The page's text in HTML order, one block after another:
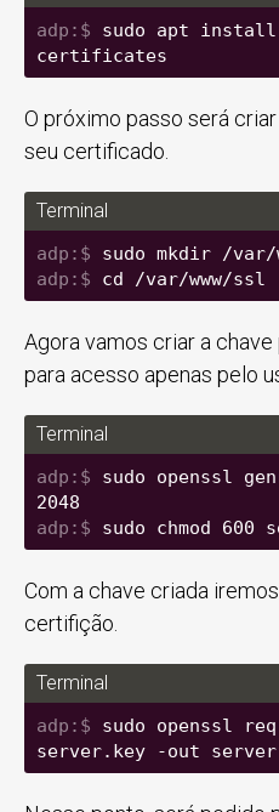
sudo apt install
certificates
O próximo passo será
seu certificado.
Terminal
sudo mkdir /var/
cd /var/www/ssl
Agora vamos criar a
para acesso apenas pelo
Terminal
sudo openssl
2048
sudo chmod 600
Com a chave criada
certifição.
Terminal
sudo openssl
server.key -out